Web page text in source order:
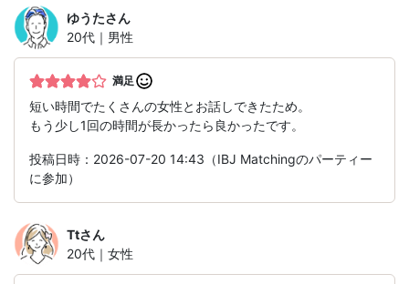
ゆうたさん
20代｜男性
満足
短い時間でたくさんの女性とお話しできたため。
もう少し1回の時間が長かったら良かったです。
投稿日時：2026-07-20 14:43（IBJ Matchingのパーティー
に参加）
Ttさん
20代｜女性